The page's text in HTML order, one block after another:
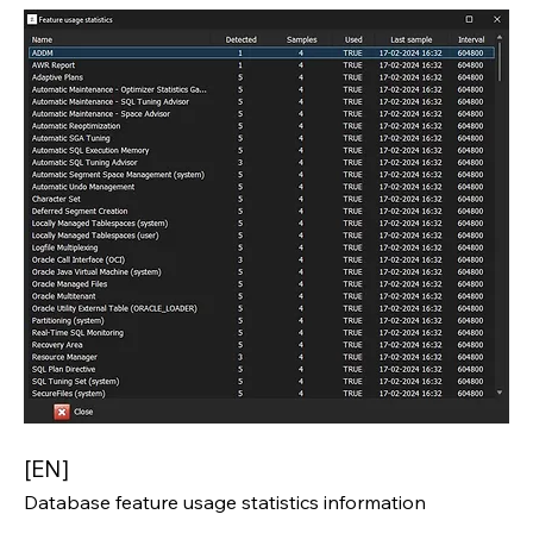
[EN]
Database feature usage statistics information